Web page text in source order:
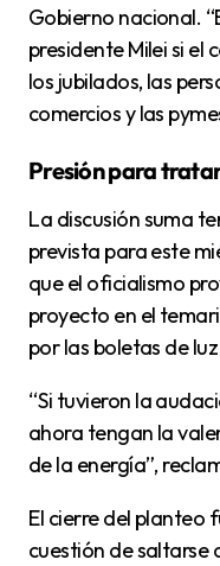
Gobierno nacional.
presidente Milei si el
los jubilados, las
comercios y las
Presión para
La discusión suma tensión a la sesión ordinaria
prevista para este
que el oficialismo
proyecto en el
por las boletas de
“Si tuvieron la audacia de congelar los sueldos, que
ahora tengan la
de la energía”,
El cierre del planteo fue todavía más duro. “Ya no es
cuestión de